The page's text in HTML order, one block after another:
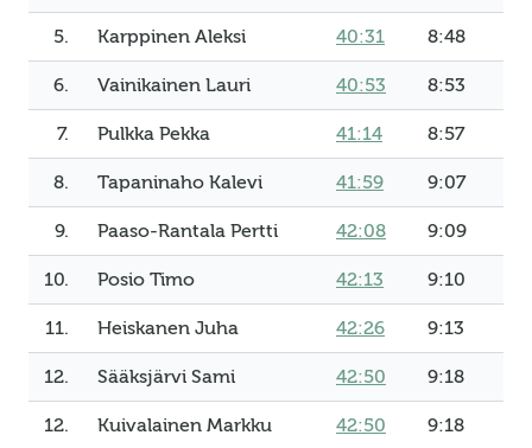
5. Karppinen Aleksi 40:31 8:48
6. Vainikainen Lauri 40:53 8:53
7. Pulkka Pekka 41:14 8:57
8. Tapaninaho Kalevi 41:59 9:07
9. Paaso-Rantala Pertti 42:08 9:09
10. Posio Timo 42:13 9:10
11. Heiskanen Juha 42:26 9:13
12. Sääksjärvi Sami 42:50 9:18
12. Kuivalainen Markku 42:50 9:18